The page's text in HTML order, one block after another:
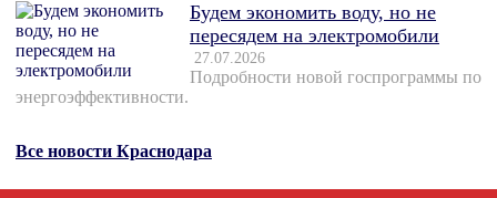
Будем экономить воду, но не
пересядем на электромобили
27.07.2026
Подробности новой госпрограммы по
энергоэффективности.
Все новости Краснодара